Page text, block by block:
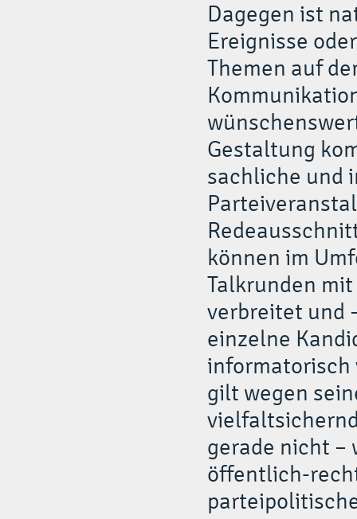
Dagegen ist
Ereignisse
Themen auf
Gestaltung
sachliche und
können im
Talkrunden
verbreitet und
einzelne
informatorisch
gilt wegen
gerade nicht –
öffentlich-